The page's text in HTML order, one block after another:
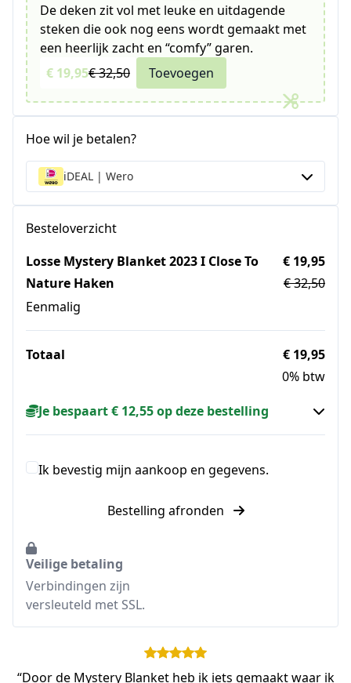
De deken zit vol met leuke en uitdagende
steken die ook nog eens wordt gemaakt met
een heerlijk zacht en “comfy” garen.
€ 19,95€ 32,50 Toevoegen
Hoe wil je betalen?
iDEAL | Wero
Besteloverzicht
Losse Mystery Blanket 2023 I Close To
Nature Haken
Eenmalig
€ 19,95
€ 32,50
Totaal
€ 19,95
0% btw
Je bespaart € 12,55 op deze bestelling
Ik bevestig mijn aankoop en gegevens.
Bestelling afronden
Veilige betaling
Verbindingen zijn
versleuteld met SSL.
“Door de Mystery Blanket heb ik iets gemaakt waar ik